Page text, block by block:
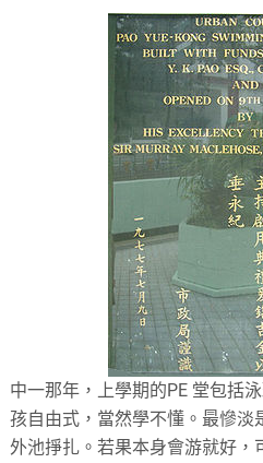
中一那年，上學期的PE 堂包括
孩自由式，當然學不懂。最慘淡
外池掙扎。若果本身會游就好，